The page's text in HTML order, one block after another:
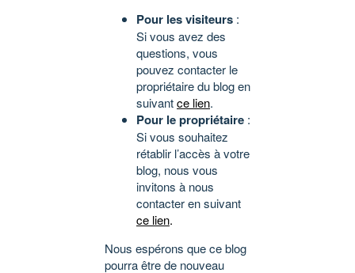
Pour les visiteurs :
Si vous avez des
questions, vous
pouvez contacter le
propriétaire du blog en
suivantce lien.
Pour le propriétaire :
Si vous souhaitez
rétablir l’accès à votre
blog, nous vous
invitons à nous
contacter en suivant
ce lien.
Nous espérons que ce blog
pourra être de nouveau